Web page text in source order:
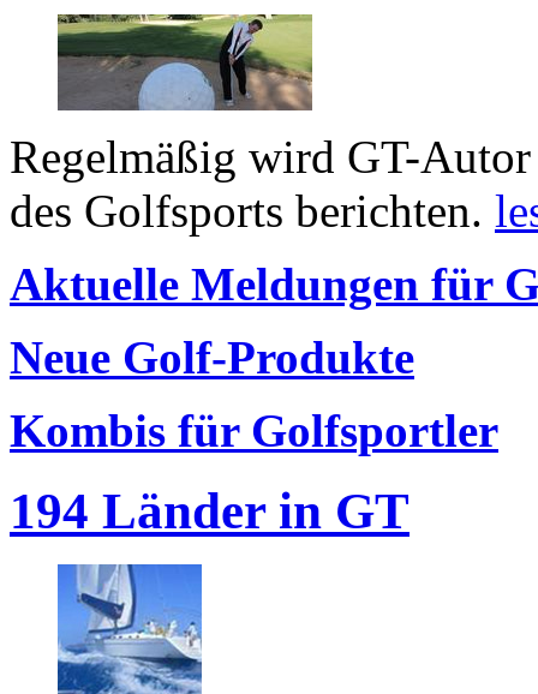
Regelmäßig wird GT-
des Golfsports berichten.
Aktuelle Meldungen für
Neue Golf-Produkte
Kombis für Golfsportler
194 Länder in GT